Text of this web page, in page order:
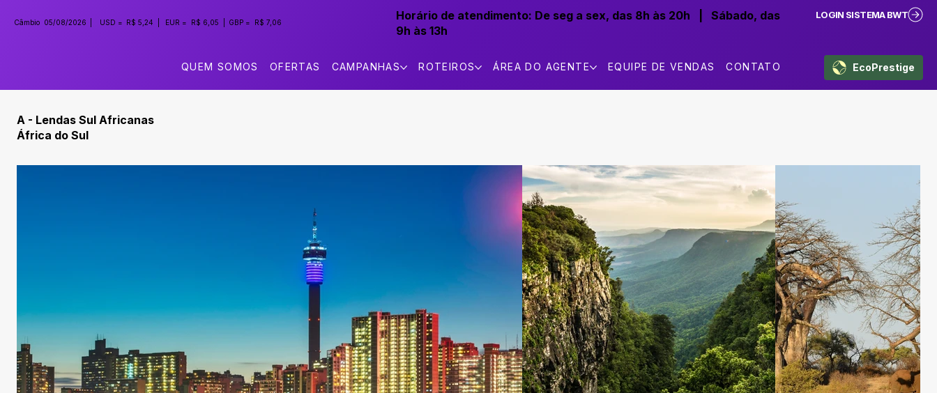
Câmbio 05/08/2026 USD = R$ 5,24 EUR = R$ 6,05 GBP = R$ 7,06
Horário de atendimento: De seg a sex, das 8h às 20h |Sábado, das
9h às 13h
LOGIN SISTEMA BWT
QUEM SOMOS OFERTAS CAMPANHAS ROTEIROS ÁREA DO AGENTE EQUIPE DE VENDAS CONTATO EcoPrestige
A - Lendas Sul Africanas
África do Sul